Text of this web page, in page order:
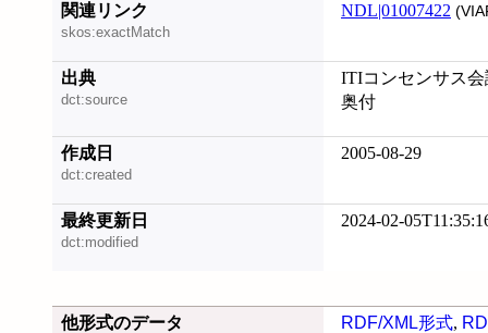
関連リンク
skos:exactMatch
NDL|01007422
出典
dct:source
ITIコンセンサス
奥付
作成日
dct:created
2005-08-29
最終更新日
dct:modified
2024-02-
他形式のデータ RDF/XML形式,